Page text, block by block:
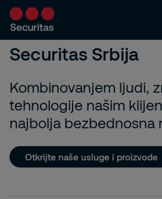
Securitas Srbija
Kombinovanjem ljudi,
tehnologije našim
najbolja bezbednosna
Otkrijte naše usluge i proizvode